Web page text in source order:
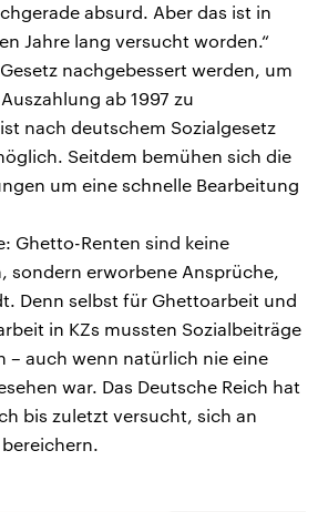
absurd. Aber das ist in
Jahre lang versucht worden.“
nachgebessert werden, um
ab 1997 zu
nach deutschem Sozialgesetz
Seitdem bemühen sich die
um eine schnelle Bearbeitung
Ghetto-Renten sind keine
sondern erworbene Ansprüche,
Denn selbst für Ghettoarbeit und
in KZs mussten Sozialbeiträge
– auch wenn natürlich nie eine
war. Das Deutsche Reich hat
bis zuletzt versucht, sich an